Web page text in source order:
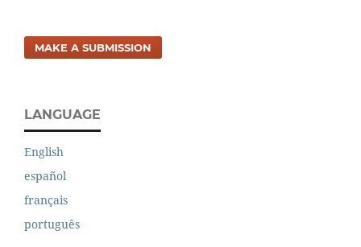
MAKE A SUBMISSION
LANGUAGE
English
español
français
português